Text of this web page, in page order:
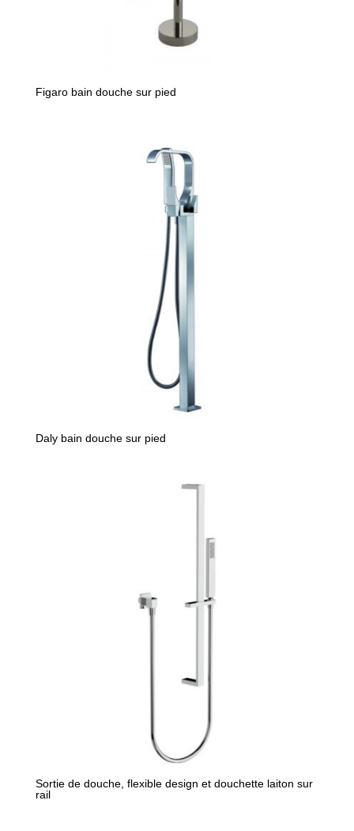
Figaro bain douche sur pied
Daly bain douche sur pied
Sortie de douche, flexible design et douchette laiton sur
rail